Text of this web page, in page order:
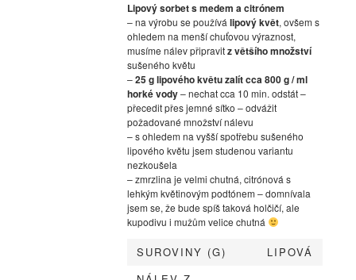
Lipový sorbet s medem a citrónem
– na výrobu se používá lipový květ, ovšem s
ohledem na menší chuťovou výraznost,
musíme nálev připravitz většího množství
sušeného květu
–25 g lipového květu zalít cca 800 g / ml
horké vody– nechat cca 10 min. odstát –
přecedit přes jemné sítko – odvážit
požadované množství nálevu
– s ohledem na vyšší spotřebu sušeného
lipového květu jsem studenou variantu
nezkoušela
– zmrzlina je velmi chutná, citrónová s
lehkým květinovým podtónem – domnívala
jsem se, že bude spíš taková holčičí, ale
kupodivu i mužům velice chutná
SUROVINY (G)
LIPOVÁ